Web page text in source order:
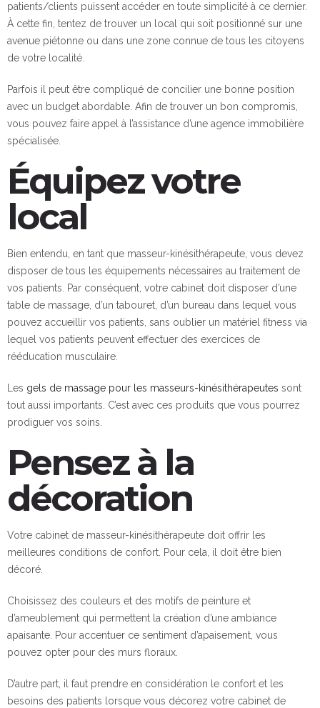
patients/clients puissent accéder en toute simplicité à ce dernier.
À cette fin, tentez de trouver un local qui soit positionné sur une
avenue piétonne ou dans une zone connue de tous les citoyens
de votre localité.
Parfois il peut être compliqué de concilier une bonne position
avec un budget abordable. Afin de trouver un bon compromis,
vous pouvez faire appel à l’assistance d’une agence immobilière
spécialisée.
Équipez votre
local
Bien entendu, en tant que masseur-kinésithérapeute, vous devez
disposer de tous les équipements nécessaires au traitement de
vos patients. Par conséquent, votre cabinet doit disposer d’une
table de massage, d’un tabouret, d’un bureau dans lequel vous
pouvez accueillir vos patients, sans oublier un matériel fitness via
lequel vos patients peuvent effectuer des exercices de
rééducation musculaire.
Les gels de massage pour les masseurs-kinésithérapeutes sont
tout aussi importants. C’est avec ces produits que vous pourrez
prodiguer vos soins.
Pensez à la
décoration
Votre cabinet de masseur-kinésithérapeute doit offrir les
meilleures conditions de confort. Pour cela, il doit être bien
décoré.
Choisissez des couleurs et des motifs de peinture et
d’ameublement qui permettent la création d’une ambiance
apaisante. Pour accentuer ce sentiment d’apaisement, vous
pouvez opter pour des murs floraux.
D’autre part, il faut prendre en considération le confort et les
besoins des patients lorsque vous décorez votre cabinet de